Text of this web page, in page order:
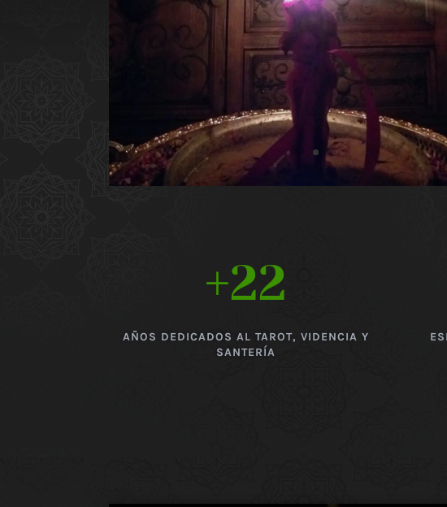
+22
AÑOS DEDICADOS AL TAROT, VIDENCIA Y
SANTERÍA